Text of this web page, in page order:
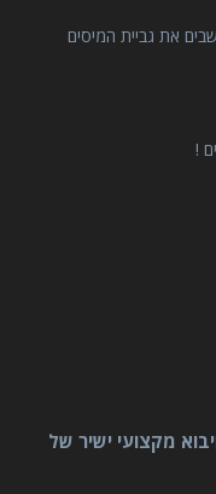
את גביית המיסים
!
ויבוא מקצועי ישיר של